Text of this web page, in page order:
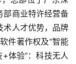
部商业特许经营备
术人才优势，品牌
件著作权及“智能
+体验”：科技无人